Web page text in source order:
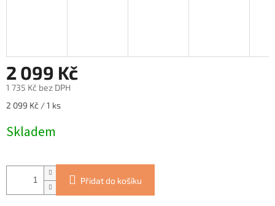
2 099 Kč
1 735 Kč bez DPH
Měrná
2 099 Kč / 1 ks
Skladem
Přidat do košíku